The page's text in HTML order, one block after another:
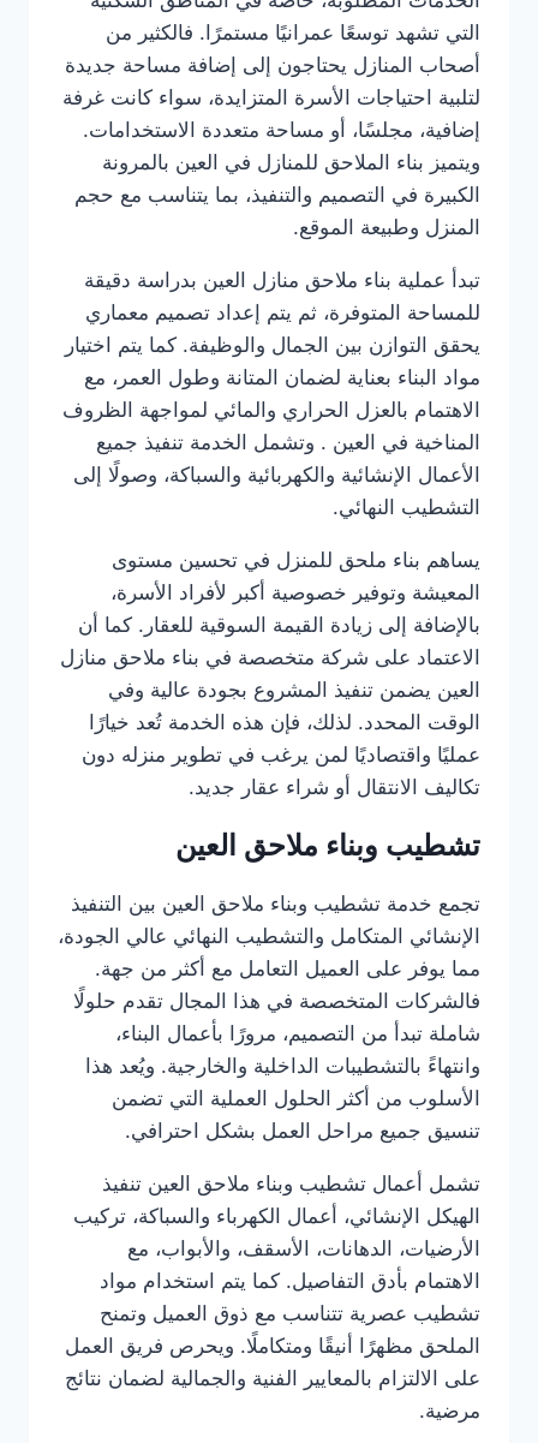
التي تشهد توسعًا عمرانيًا مستمرًا. فالكثير من
أصحاب المنازل يحتاجون إلى إضافة مساحة جديدة
لتلبية احتياجات الأسرة المتزايدة، سواء كانت غرفة
إضافية، مجلسًا، أو مساحة متعددة الاستخدامات.
ويتميز بناء الملاحق للمنازل في العين بالمرونة
الكبيرة في التصميم والتنفيذ، بما يتناسب مع حجم
المنزل وطبيعة الموقع.
تبدأ عملية بناء ملاحق منازل العين بدراسة دقيقة
للمساحة المتوفرة، ثم يتم إعداد تصميم معماري
يحقق التوازن بين الجمال والوظيفة. كما يتم اختيار
مواد البناء بعناية لضمان المتانة وطول العمر، مع
الاهتمام بالعزل الحراري والمائي لمواجهة الظروف
المناخية في العين . وتشمل الخدمة تنفيذ جميع
الأعمال الإنشائية والكهربائية والسباكة، وصولًا إلى
التشطيب النهائي.
يساهم بناء ملحق للمنزل في تحسين مستوى
المعيشة وتوفير خصوصية أكبر لأفراد الأسرة،
بالإضافة إلى زيادة القيمة السوقية للعقار. كما أن
الاعتماد على شركة متخصصة في بناء ملاحق منازل
العين يضمن تنفيذ المشروع بجودة عالية وفي
الوقت المحدد. لذلك، فإن هذه الخدمة تُعد خيارًا
عمليًا واقتصاديًا لمن يرغب في تطوير منزله دون
تكاليف الانتقال أو شراء عقار جديد.
تشطيب وبناء ملاحق العين
تجمع خدمة تشطيب وبناء ملاحق العين بين التنفيذ
الإنشائي المتكامل والتشطيب النهائي عالي الجودة،
مما يوفر على العميل التعامل مع أكثر من جهة.
فالشركات المتخصصة في هذا المجال تقدم حلولًا
شاملة تبدأ من التصميم، مرورًا بأعمال البناء،
وانتهاءً بالتشطيبات الداخلية والخارجية. ويُعد هذا
الأسلوب من أكثر الحلول العملية التي تضمن
تنسيق جميع مراحل العمل بشكل احترافي.
تشمل أعمال تشطيب وبناء ملاحق العين تنفيذ
الهيكل الإنشائي، أعمال الكهرباء والسباكة، تركيب
الأرضيات، الدهانات، الأسقف، والأبواب، مع
الاهتمام بأدق التفاصيل. كما يتم استخدام مواد
تشطيب عصرية تتناسب مع ذوق العميل وتمنح
الملحق مظهرًا أنيقًا ومتكاملًا. ويحرص فريق العمل
على الالتزام بالمعايير الفنية والجمالية لضمان نتائج
مرضية.